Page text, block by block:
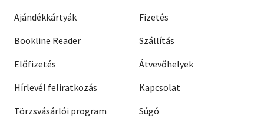
Ajándékkártyák
Bookline Reader
Előfizetés
Hírlevél feliratkozás
Törzsvásárlói program
Fizetés
Szállítás
Átvevőhelyek
Kapcsolat
Súgó